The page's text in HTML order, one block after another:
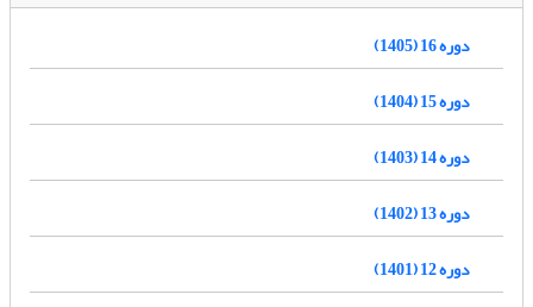
دوره 16 (1405)
دوره 15 (1404)
دوره 14 (1403)
دوره 13 (1402)
دوره 12 (1401)